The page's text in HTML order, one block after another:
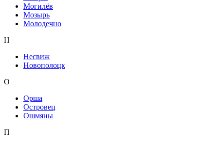
Могилёв
Мозырь
Молодечно
Н
Несвиж
Новополоцк
О
Орша
Островец
Ошмяны
П